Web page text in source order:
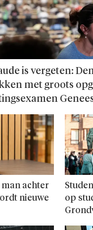
is vergeten:
met groots
man achter
nieuwe
op